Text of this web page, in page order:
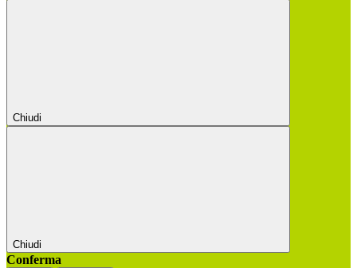
Chiudi
Chiudi
Conferma